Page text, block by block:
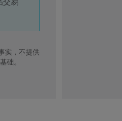
实，不提供
础。